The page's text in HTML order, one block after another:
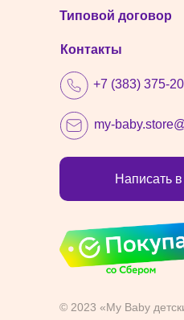
© 2023 «My Baby
Контакты
+7 (383) 375-
my-
Написать
Типовой договор